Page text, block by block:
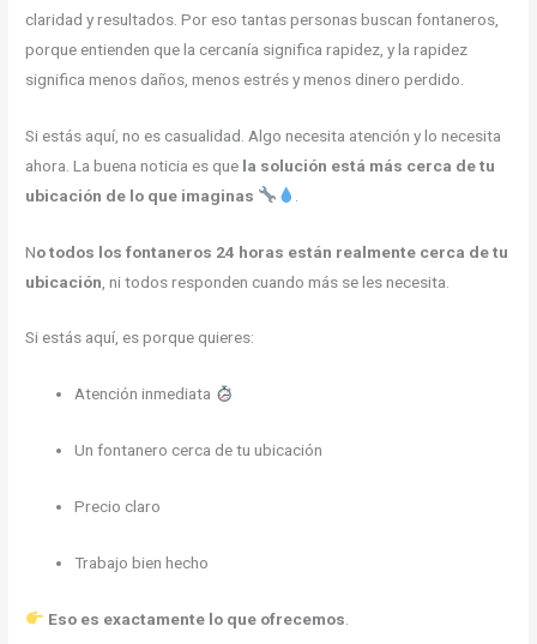
claridad y resultados. Por eso tantas personas buscan fontaneros,
porque entienden que la cercanía significa rapidez, y la rapidez
significa menos daños, menos estrés y menos dinero perdido.
Si estás aquí, no es casualidad. Algo necesita atención y lo necesita
ahora. La buena noticia es que la solución está más cerca de tu
ubicación de lo que imaginas
No todos los fontaneros 24 horas están realmente cerca de tu
ubicación , ni todos responden cuando más se les necesita.
Si estás aquí, es porque quieres:
Atención inmediata
Un fontanero cerca de tu ubicación
Precio claro
Trabajo bien hecho
Eso es exactamente lo que ofrecemos